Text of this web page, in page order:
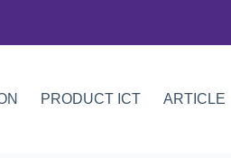
PRODUCT ICT ARTICLE